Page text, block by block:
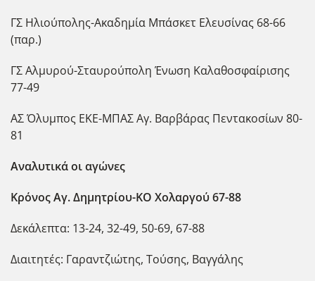
ΓΣ Ηλιούπολης-Ακαδημία Μπάσκετ Ελευσίνας 68-66
(παρ.)
ΓΣ Αλμυρού-Σταυρούπολη Ένωση Καλαθοσφαίρισης
77-49
ΑΣ Όλυμπος ΕΚΕ-ΜΠΑΣ Αγ. Βαρβάρας Πεντακοσίων 80-
81
Αναλυτικά οι αγώνες
Κρόνος Αγ. Δημητρίου-ΚΟ Χολαργού 67-88
Δεκάλεπτα: 13-24, 32-49, 50-69, 67-88
Διαιτητές: Γαραντζιώτης, Τούσης, Βαγγάλης